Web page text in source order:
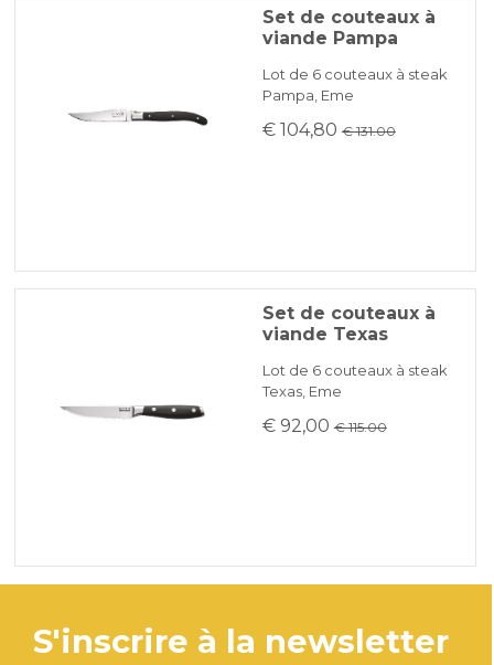
Set de couteaux à
viande Pampa
Lot de 6 couteaux à steak
Pampa, Eme
€ 104,80 € 131.00
Set de couteaux à
viande Texas
Lot de 6 couteaux à steak
Texas, Eme
€ 92,00 € 115.00
s'inscrire à la newsletter